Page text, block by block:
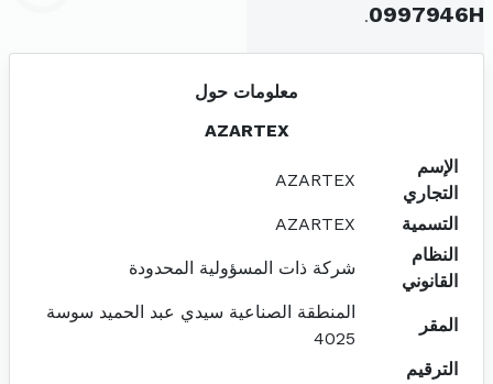
0997946H
.
معلومات حول
AZARTEX
الإسم
التجاري
AZARTEX
التسمية
AZARTEX
النظام
القانوني
شركة ذات المسؤولية المحدودة
المقر
المنطقة الصناعية سيدي عبد الحميد سوسة
4025
الترقيم